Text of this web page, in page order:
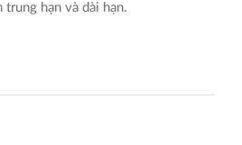
hạn và dài hạn.